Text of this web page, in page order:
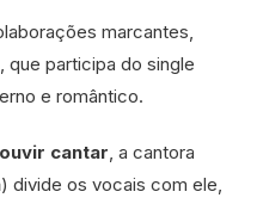
marcantes,
, que participa do single
e romântico.
cantar , a cantora
) divide os vocais com ele,